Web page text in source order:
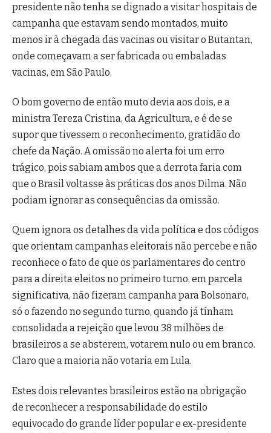
presidente não tenha se dignado a visitar hospitais de
campanha que estavam sendo montados, muito
menos ir à chegada das vacinas ou visitar o Butantan,
onde começavam a ser fabricada ou embaladas
vacinas, em São Paulo.
O bom governo de então muto devia aos dois, e a
ministra Tereza Cristina, da Agricultura, e é de se
supor que tivessem o reconhecimento, gratidão do
chefe da Nação. A omissão no alerta foi um erro
trágico, pois sabiam ambos que a derrota faria com
que o Brasil voltasse às práticas dos anos Dilma. Não
podiam ignorar as consequências da omissão.
Quem ignora os detalhes da vida política e dos códigos
que orientam campanhas eleitorais não percebe e não
reconhece o fato de que os parlamentares do centro
para a direita eleitos no primeiro turno, em parcela
significativa, não fizeram campanha para Bolsonaro,
só o fazendo no segundo turno, quando já tínham
consolidada a rejeição que levou 38 milhões de
brasileiros a se absterem, votarem nulo ou em branco.
Claro que a maioria não votaria em Lula.
Estes dois relevantes brasileiros estão na obrigação
de reconhecer a responsabilidade do estilo
equivocado do grande líder popular e ex-presidente